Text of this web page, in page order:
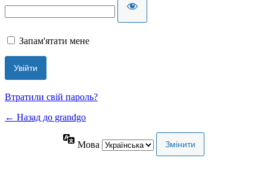
Запам'ятати мене
Втратили свій пароль?
← Назад до grandgo
Мова